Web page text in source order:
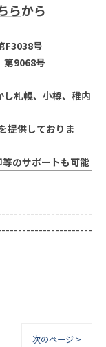
らから
F3038号
9068号
札幌、小樽、稚内
提供しておりま
のサポートも可能
次のページ >